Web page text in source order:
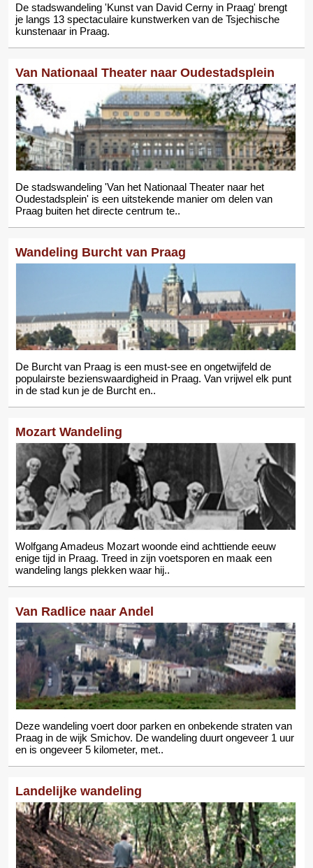
De stadswandeling 'Kunst van David Cerny in Praag' brengt
je langs 13 spectaculaire kunstwerken van de Tsjechische
kunstenaar in Praag.
Van Nationaal Theater naar Oudestadsplein
De stadswandeling 'Van het Nationaal Theater naar het
Oudestadsplein' is een uitstekende manier om delen van
Praag buiten het directe centrum te..
Wandeling Burcht van Praag
De Burcht van Praag is een must-see en ongetwijfeld de
populairste bezienswaardigheid in Praag. Van vrijwel elk punt
in de stad kun je de Burcht en..
Mozart Wandeling
Wolfgang Amadeus Mozart woonde eind achttiende eeuw
enige tijd in Praag. Treed in zijn voetsporen en maak een
wandeling langs plekken waar hij..
Van Radlice naar Andel
Deze wandeling voert door parken en onbekende straten van
Praag in de wijk Smichov. De wandeling duurt ongeveer 1 uur
en is ongeveer 5 kilometer, met..
Landelijke wandeling